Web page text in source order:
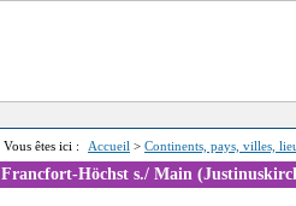
Vous êtes ici : Accueil > Continents, pays, villes,
Francfort-Höchst s./ Main